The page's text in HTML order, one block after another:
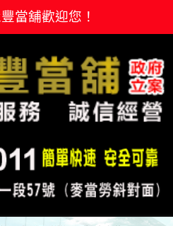
當舖歡迎您！